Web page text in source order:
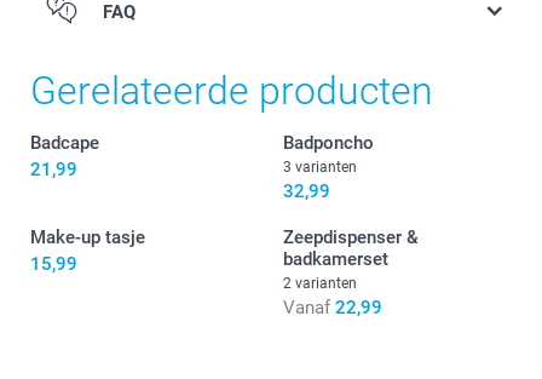
FAQ
Gerelateerde producten
Badcape
21,99
Badponcho
3 varianten
32,99
Make-up tasje
15,99
Zeepdispenser &
badkamerset
2 varianten
Vanaf 22,99